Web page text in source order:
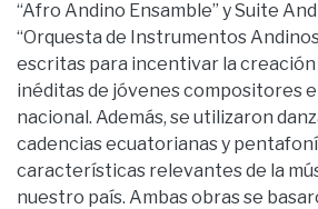
“Afro Andino Ensamble” y Suite
“Orquesta de Instrumentos
escritas para incentivar la
inéditas de jóvenes compositores
nacional. Además, se utilizaron
cadencias ecuatorianas y
características relevantes de la
nuestro país. Ambas obras se